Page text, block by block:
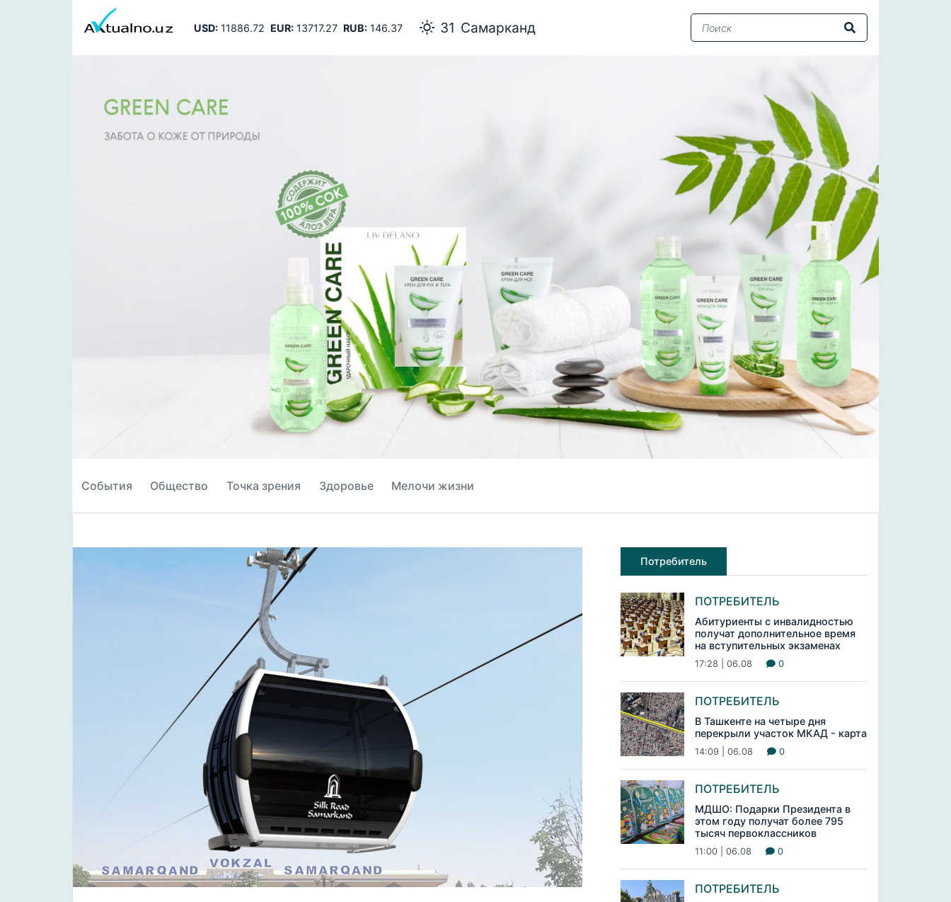
USD:11886.72 EUR:13717.27 RUB:146.37 31 Самарканд
События Общество Точка зрения Здоровье Мелочи жизни
Потребитель
ПОТРЕБИТЕЛЬ
Абитуриенты с инвалидностью
получат дополнительное время
на вступительных экзаменах
17:28 | 06.08 0
ПОТРЕБИТЕЛЬ
В Ташкенте на четыре дня
перекрыли участок МКАД - карта
14:09 | 06.08 0
ПОТРЕБИТЕЛЬ
МДШО: Подарки Президента в
этом году получат более 795
тысяч первоклассников
11:00 | 06.08 0
ПОТРЕБИТЕЛЬ